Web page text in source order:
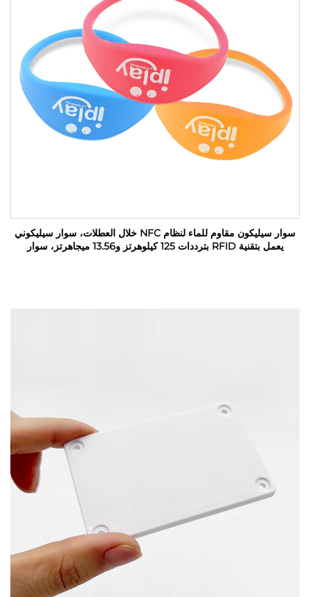
سوار سيليكون مقاوم للماء لنظام NFC خلال العطلات، سوار سيليكوني
يعمل بتقنية RFID بترددات 125 كيلوهرتز و13.56 ميجاهرتز، سوار